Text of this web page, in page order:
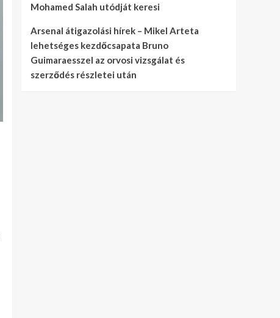
Mohamed Salah utódját keresi
Arsenal átigazolási hírek – Mikel Arteta
lehetséges kezdőcsapata Bruno
Guimaraesszel az orvosi vizsgálat és
szerződés részletei után